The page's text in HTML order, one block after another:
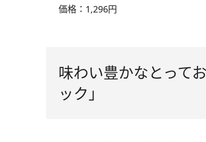
価格：1,296円
味わい豊かなとって
ック」